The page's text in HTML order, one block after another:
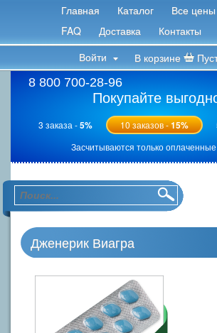
Главная Каталог
Все цены
FAQ
Доставка
Контакты
В корзине
Войти
Покупайте
3 заказа -5% 10 заказов -15%
Засчитываются только
8 800 700-28-96
Дженерик Виагра